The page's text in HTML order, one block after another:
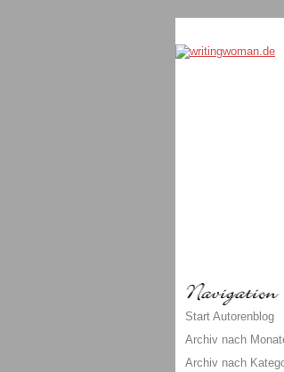
Start Autorenblog
Archiv nach
Archiv nach